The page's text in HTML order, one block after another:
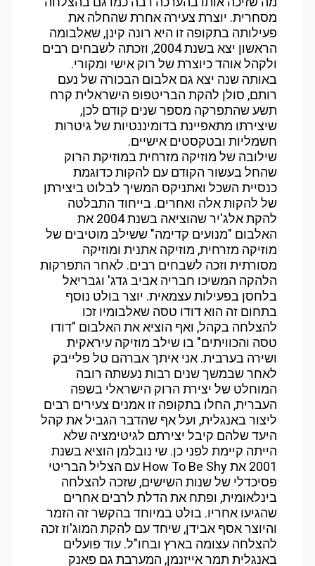
מסחרית. יוצרת צעירה אחרת שהחלה את
פעילותה בתקופה זו היא רונה קינן, שאלבומה
הראשון יצא בשנת 2004, וזכתה לשבחים רבים
ולקהל אוהד כיוצרת של רוק אישי ומקורי.
באותה שנה יצא גם אלבום הבכורה של נעם
רותם, סולן להקת הבריטפופ הישראלית קרח
תשע שהתפרקה מספר שנים קודם לכן,
שיצירתו מתאפיינת בדומיננטיות של גיטרות
חשמליות ובטקסטים אישיים.
שילובה של מוזיקה מזרחית במוזיקת הרוק
שהחל בעשור הקודם עם להקות כדוגמת
כנסיית השכל ואתניקס המשיך לבלוט ביצירתן
של להקות אלה ואחרים. בייחוד התבלטה
להקת אלג'יר שהוציאה בשנת 2004 את
האלבום "מנועים קדימה" ששילב מוטיבים של
מוזיקה מזרחית, מוזיקה אתנית ומוזיקה
מסורתית וזכה לשבחים רבים. לאחר התפרקות
הלהקה המשיכו חבריה אביב גדג' וגבריאל
בלחסן בפעילות עצמאית. יוצר בולט נוסף
בתחום זה הוא דודו טסה שאלבומיו זכו
להצלחה בקהל, ואף הוציא את האלבום "דודו
טסה והכוויתים" בו שילב מוזיקה עיראקית
ושירה בערבית. אני איתך אברהם טל פלייבק
לאחר שבמשך שנים רבות נעשתה רובה
המוחלט של יצירת הרוק הישראלי בשפה
העברית, החלו בתקופה זו אמנים צעירים רבים
ליצור באנגלית, ועל אף שהדבר הגביל את קהל
היעד שלהם קיבל יצירתם לגיטימציה שלא
הייתה קיימת לפני כן. שי נובלמן הוציא בשנת
2001 את How To Be Shy עם הצליל הבריטי
פסיכדלי של שנות השישים, שזכה להצלחה
בינלאומית, ופתח את הדלת לרבים אחרים
שהגיעו אחריו. בולט במיוחד בהקשר זה הזמר
והיוצר אסף אבידן, שיחד עם להקת המוג'וז זכה
להצלחה עצומה בארץ ובחו"ל. עוד פועלים
באנגלית תמר אייזנמן, המערבת גם פאנק